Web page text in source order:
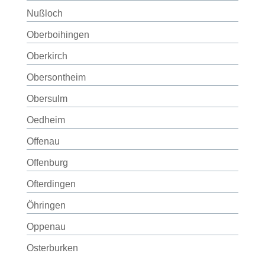
Nußloch
Oberboihingen
Oberkirch
Obersontheim
Obersulm
Oedheim
Offenau
Offenburg
Ofterdingen
Öhringen
Oppenau
Osterburken